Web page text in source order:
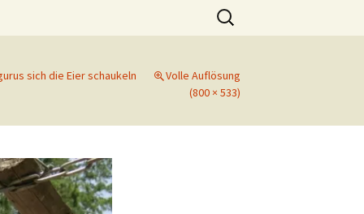
Suchen
nach:
sich die Eier schaukeln
Volle Auflösung
(800 × 533)